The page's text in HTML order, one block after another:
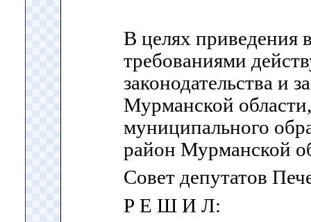
В целях приведения
требованиями
законодательства и
Мурманской
муниципального
район Мурманской
Совет депутатов
Р Е Ш И Л: